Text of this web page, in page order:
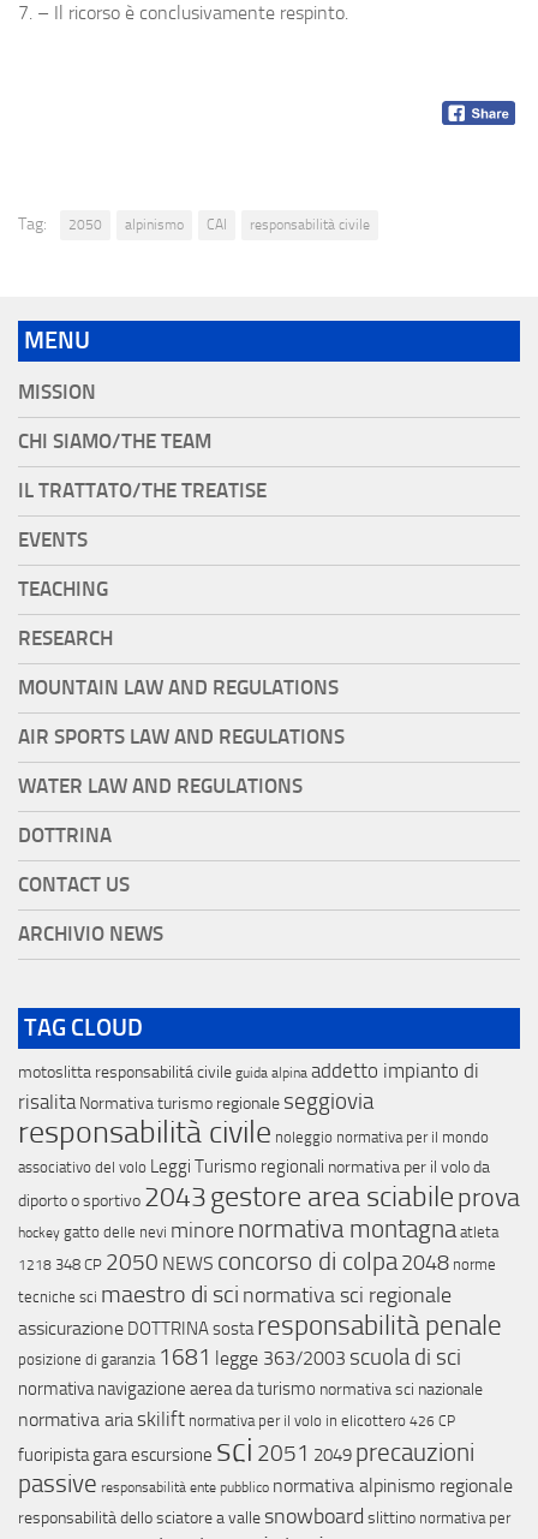
7. – Il ricorso è conclusivamente respinto.
Tag: 2050 alpinismo CAI responsabilità civile
MENU
MISSION
CHI SIAMO/THE TEAM
IL TRATTATO/THE TREATISE
EVENTS
TEACHING
RESEARCH
MOUNTAIN LAW AND REGULATIONS
AIR SPORTS LAW AND REGULATIONS
WATER LAW AND REGULATIONS
DOTTRINA
CONTACT US
ARCHIVIO NEWS
TAG CLOUD
motoslitta responsabilitá civile guida alpina addetto impianto di
risalita Normativa turismo regionale seggiovia
responsabilità civile noleggio normativa per il mondo
associativo del volo Leggi Turismo regionali normativa per il volo da
diporto o sportivo 2043gestore area sciabileprova
hockey gatto delle nevi minorenormativa montagna atleta
1218 348 CP 2050 NEWS concorso di colpa2048 norme
tecniche sci maestro di sci normativa sci regionale
assicurazione DOTTRINAsosta responsabilità penale
posizione di garanzia 1681 legge 363/2003 scuola di sci
normativa navigazione aerea da turismo normativa sci nazionale
normativa ariaskilift normativa per il volo in elicottero 426 CP
fuoripista garaescursione sci 2051 2049 precauzioni
passive responsabilità ente pubblico normativa alpinismo regionale
responsabilità dello sciatore a valle snowboard slittino normativa per